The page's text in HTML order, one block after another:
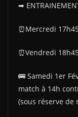
➡
⏰Mercredi
⏰Vendredi
🚌 Samedi 1er
match à 14h
(sous réserve de